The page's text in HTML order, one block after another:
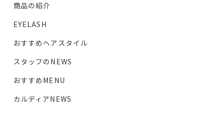
商品の紹介
EYELASH
おすすめヘアスタイル
スタッフのNEWS
おすすめMENU
カルディアNEWS